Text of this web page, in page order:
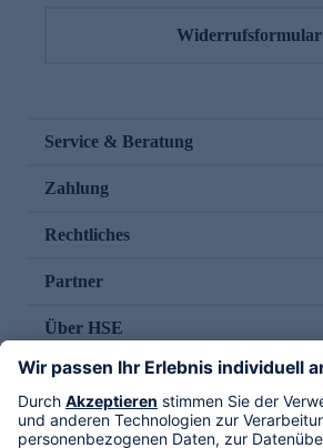
Widerrufsformular
Service & Beratung
Zahlung
Rechtliches
Partner
Über HSE
Im TV
HSE International